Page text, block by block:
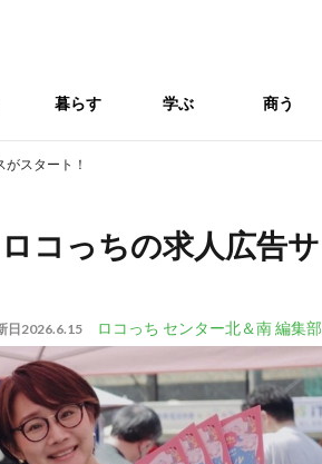
暮らす 学ぶ 商う
スタート！
コっちの求人広告サ
日2026.6.15 ロコっち センター北＆南 編集部